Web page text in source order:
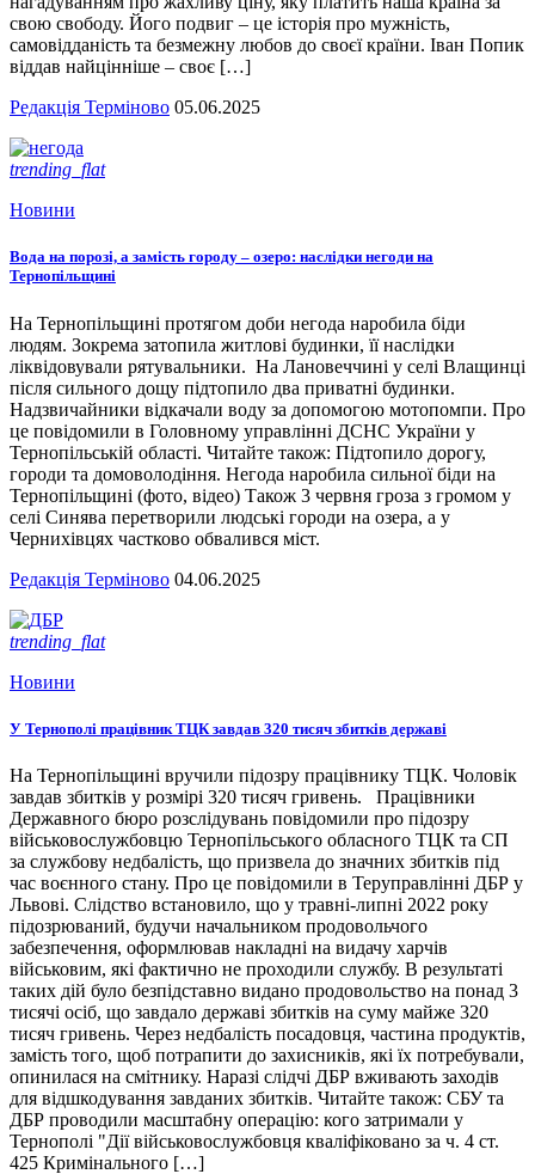
свою свободу. Його подвиг – це історія про мужність,
самовідданість та безмежну любов до своєї країни. Іван Попик
віддав найцінніше – своє […]
Редакція Терміново 05.06.2025
trending_flat
Новини
Вода на порозі, а замість городу – озеро: наслідки негоди на
Тернопільщині
На Тернопільщині протягом доби негода наробила біди
людям. Зокрема затопила житлові будинки, її наслідки
ліквідовували рятувальники. На Лановеччині у селі Влащинці
після сильного дощу підтопило два приватні будинки.
Надзвичайники відкачали воду за допомогою мотопомпи. Про
це повідомили в Головному управлінні ДСНС України у
Тернопільській області. Читайте також: Підтопило дорогу,
городи та домоволодіння. Негода наробила сильної біди на
Тернопільщині (фото, відео) Також 3 червня гроза з громом у
селі Синява перетворили людські городи на озера, а у
Чернихівцях частково обвалився міст.
Редакція Терміново 04.06.2025
trending_flat
Новини
У Тернополі працівник ТЦК завдав 320 тисяч збитків державі
На Тернопільщині вручили підозру працівнику ТЦК. Чоловік
завдав збитків у розмірі 320 тисяч гривень. Працівники
Державного бюро розслідувань повідомили про підозру
військовослужбовцю Тернопільського обласного ТЦК та СП
за службову недбалість, що призвела до значних збитків під
час воєнного стану. Про це повідомили в Теруправлінні ДБР у
Львові. Слідство встановило, що у травні-липні 2022 року
підозрюваний, будучи начальником продовольчого
забезпечення, оформлював накладні на видачу харчів
військовим, які фактично не проходили службу. В результаті
таких дій було безпідставно видано продовольство на понад 3
тисячі осіб, що завдало державі збитків на суму майже 320
тисяч гривень. Через недбалість посадовця, частина продуктів,
замість того, щоб потрапити до захисників, які їх потребували,
опинилася на смітнику. Наразі слідчі ДБР вживають заходів
для відшкодування завданих збитків. Читайте також: СБУ та
ДБР проводили масштабну операцію: кого затримали у
Тернополі "Дії військовослужбовця кваліфіковано за ч. 4 ст.
425 Кримінального […]